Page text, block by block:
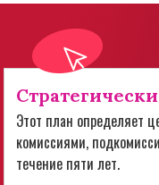
Этот план определяет
комиссиями,
течение пяти лет.